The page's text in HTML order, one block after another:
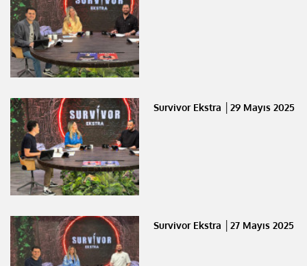
Survivor Ekstra │29 Mayıs 2025
Survivor Ekstra │27 Mayıs 2025